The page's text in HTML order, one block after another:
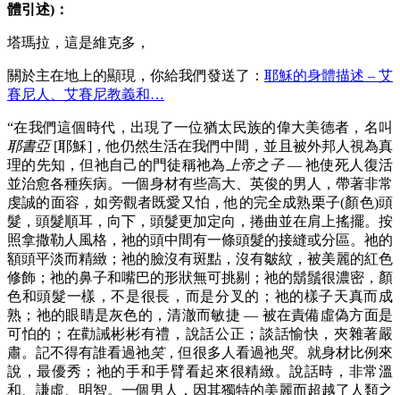
體引述)：
塔瑪拉，這是維克多，
關於主在地上的顯現，你給我們發送了： 耶穌的身體描述 – 艾
賽尼人、艾賽尼教義和…
“在我們這個時代，出現了一位猶太民族的偉大美德者，名叫
耶書亞[耶穌]，他仍然生活在我們中間，並且被外邦人視為真
理的先知，但祂自己的門徒稱祂為上帝之子— 祂使死人復活
並治愈各種疾病。一個身材有些高大、英俊的男人，帶著非常
虔誠的面容，如旁觀者既愛又怕，他的完全成熟栗子(顏色)頭
髮，頭髮順耳，向下，頭髮更加定向，捲曲並在肩上搖擺。按
照拿撒勒人風格，祂的頭中間有一條頭髮的接縫或分區。祂的
額頭平淡而精緻；祂的臉沒有斑點，沒有皺紋，被美麗的紅色
修飾；祂的鼻子和嘴巴的形狀無可挑剔；祂的鬍鬚很濃密，顏
色和頭髮一樣，不是很長，而是分叉的；祂的樣子天真而成
熟；祂的眼睛是灰色的，清澈而敏捷 — 被在責備虛偽方面是
可怕的；在勸誡彬彬有禮，說話公正；談話愉快，夾雜著嚴
肅。記不得有誰看過祂笑，但很多人看過祂哭。就身材比例來
說，最優秀；祂的手和手臂看起來很精緻。說話時，非常溫
和、謙虛、明智。一個男人，因其獨特的美麗而超越了人類之